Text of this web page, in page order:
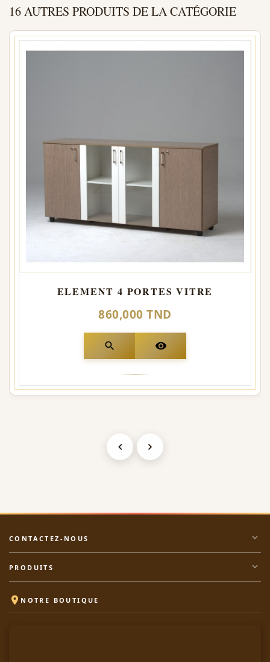
16 AUTRES PRODUITS DE LA CATÉGORIE
ELEMENT 4 PORTES VITRE
860,000 TND
search visibility
CONTACTEZ-NOUS expand_more
PRODUITS expand_more
 NOTRE BOUTIQUE